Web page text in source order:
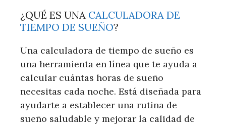
¿QUÉ ES UNA CALCULADORA DE
TIEMPO DE SUEÑO?
Una calculadora de tiempo de sueño es
una herramienta en línea que te ayuda a
calcular cuántas horas de sueño
necesitas cada noche. Está diseñada para
ayudarte a establecer una rutina de
sueño saludable y mejorar la calidad de